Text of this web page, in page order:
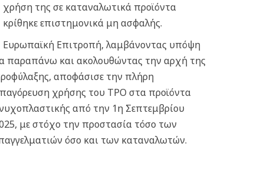
χρήση της σε καταναλωτικά προϊόντα
κρίθηκε επιστημονικά μη ασφαλής.
Ευρωπαϊκή Επιτροπή, λαμβάνοντας υπόψη
παραπάνω και ακολουθώντας την αρχή της
αποφάσισε την πλήρη
χρήσης του TPO στα προϊόντα
από την 1η Σεπτεμβρίου
με στόχο την προστασία τόσο των
όσο και των καταναλωτών.